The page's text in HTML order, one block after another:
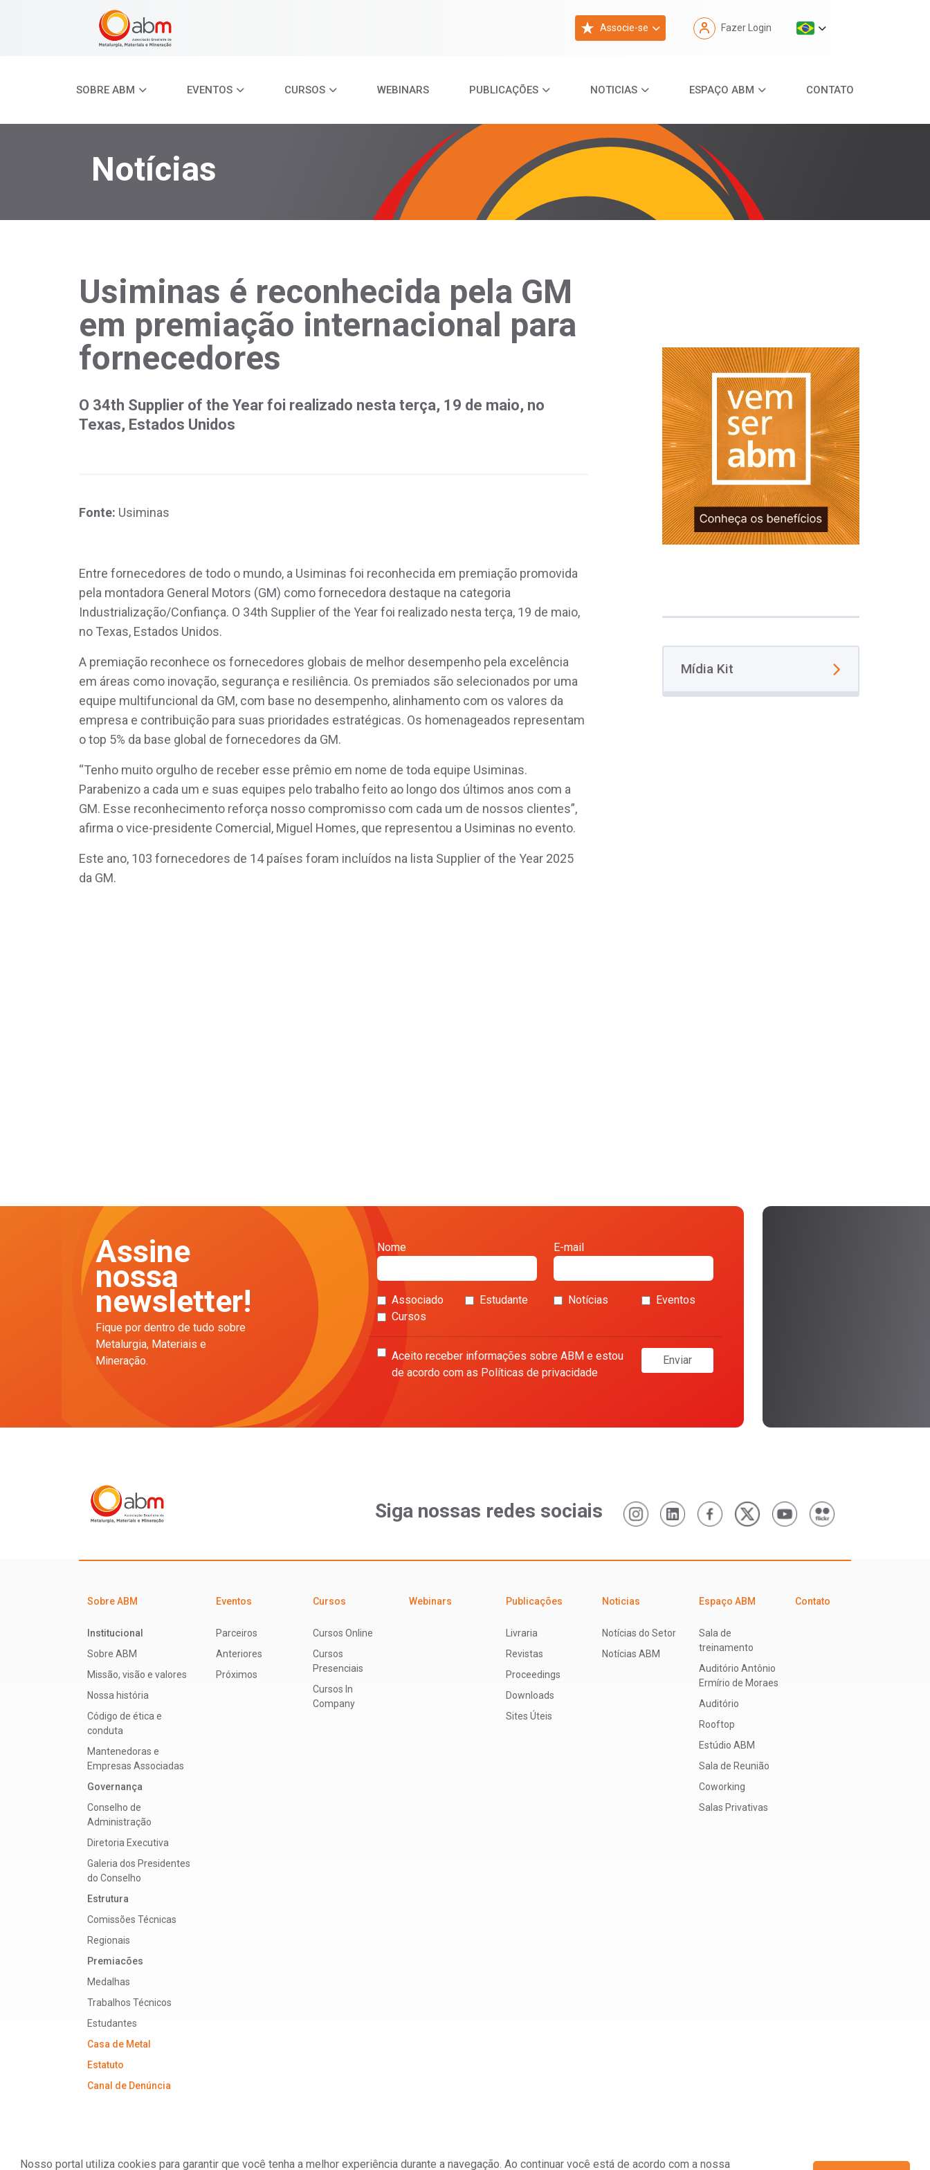
Nosso portal utiliza cookies para garantir que você tenha a melhor experiência durante a navegação. Ao continuar você está de acordo com a nossa
Associe-se Fazer Login
SOBRE ABM EVENTOS CURSOS WEBINARS PUBLICAÇÕES NOTICIAS ESPAÇO ABM CONTATO
Notícias
Usiminas é reconhecida pela GM
em premiação internacional para
fornecedores
O 34th Supplier of the Year foi realizado nesta terça, 19 de maio, no
Texas, Estados Unidos
Fonte: Usiminas
Entre fornecedores de todo o mundo, a Usiminas foi reconhecida em premiação promovida
pela montadora General Motors (GM) como fornecedora destaque na categoria
Industrialização/Confiança. O 34th Supplier of the Year foi realizado nesta terça, 19 de maio,
no Texas, Estados Unidos.
A premiação reconhece os fornecedores globais de melhor desempenho pela excelência
em áreas como inovação, segurança e resiliência. Os premiados são selecionados por uma
equipe multifuncional da GM, com base no desempenho, alinhamento com os valores da
empresa e contribuição para suas prioridades estratégicas. Os homenageados representam
o top 5% da base global de fornecedores da GM.
“Tenho muito orgulho de receber esse prêmio em nome de toda equipe Usiminas.
Parabenizo a cada um e suas equipes pelo trabalho feito ao longo dos últimos anos com a
GM. Esse reconhecimento reforça nosso compromisso com cada um de nossos clientes”,
afirma o vice-presidente Comercial, Miguel Homes, que representou a Usiminas no evento.
Este ano, 103 fornecedores de 14 países foram incluídos na lista Supplier of the Year 2025
da GM.
Mídia Kit
Assine
nossa
newsletter!
Fique por dentro de tudo sobre
Metalurgia, Materiais e
Mineração.
Nome E-mail
Associado Estudante Notícias
Eventos
Cursos
Aceito receber informações sobre ABM e estou
de acordo com as Políticas de privacidade
Enviar
Siga nossas redes sociais
Sobre ABM
Institucional
Sobre ABM
Missão, visão e valores
Nossa história
Código de ética e
conduta
Mantenedoras e
Empresas Associadas
Governança
Conselho de
Administração
Diretoria Executiva
Galeria dos Presidentes
do Conselho
Estrutura
Comissões Técnicas
Regionais
Premiacões
Medalhas
Trabalhos Técnicos
Estudantes
Casa de Metal
Estatuto
Canal de Denúncia
Eventos
Parceiros
Anteriores
Próximos
Cursos
Cursos Online
Cursos
Presenciais
Cursos In
Company
Webinars Publicações
Livraria
Revistas
Proceedings
Downloads
Sites Úteis
Noticias
Notícias do Setor
Notícias ABM
Espaço ABM
Sala de
treinamento
Auditório Antônio
Ermírio de Moraes
Auditório
Rooftop
Estúdio ABM
Sala de Reunião
Coworking
Salas Privativas
Contato